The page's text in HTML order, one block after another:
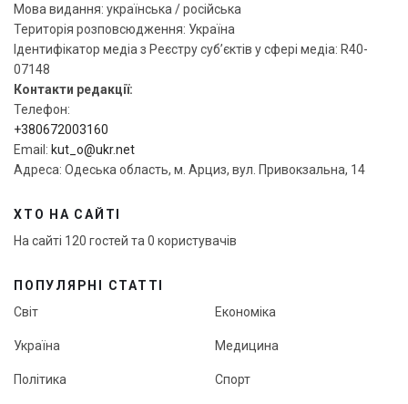
Мова видання: українська / російська
Територія розповсюдження: Україна
Ідентифікатор медіа з Реєстру суб’єктів у сфері медіа: R40-
07148
Контакти редакції:
Телефон:
+380672003160
Email: kut_o@ukr.net
Адреса: Одеська область, м. Арциз, вул. Привокзальна, 14
ХТО НА САЙТІ
На сайті 120 гостей та 0 користувачів
ПОПУЛЯРНІ СТАТТІ
Світ
Україна
Політика
Економіка
Медицина
Спорт